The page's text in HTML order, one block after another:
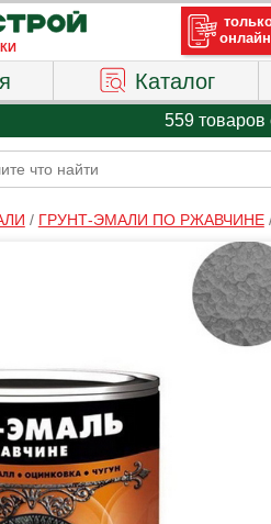
Каталог
559 товаров
/ ГРУНТ-ЭМАЛИ ПО РЖАВЧИНЕ